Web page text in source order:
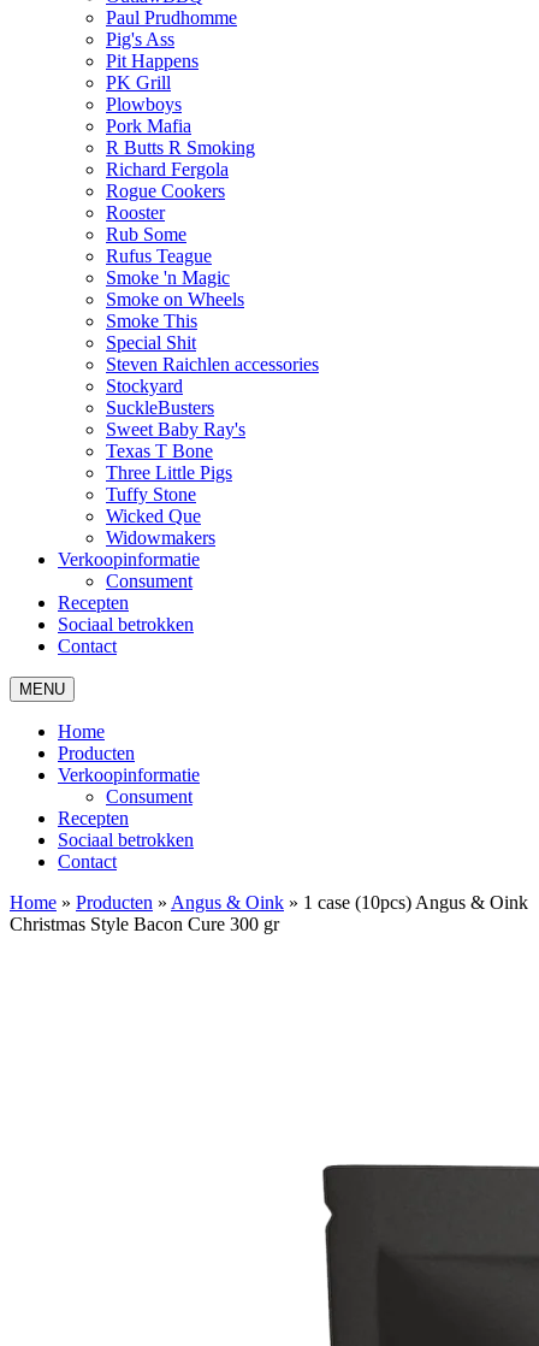
Paul Prudhomme
Pig's Ass
Pit Happens
PK Grill
Plowboys
Pork Mafia
R Butts R Smoking
Richard Fergola
Rogue Cookers
Rooster
Rub Some
Rufus Teague
Smoke 'n Magic
Smoke on Wheels
Smoke This
Special Shit
Steven Raichlen accessories
Stockyard
SuckleBusters
Sweet Baby Ray's
Texas T Bone
Three Little Pigs
Tuffy Stone
Wicked Que
Widowmakers
Verkoopinformatie
Consument
Recepten
Sociaal betrokken
Contact
MENU
Home
Producten
Verkoopinformatie
Consument
Recepten
Sociaal betrokken
Contact
Home » Producten » Angus & Oink » 1 case (10pcs) Angus & Oink
Christmas Style Bacon Cure 300 gr